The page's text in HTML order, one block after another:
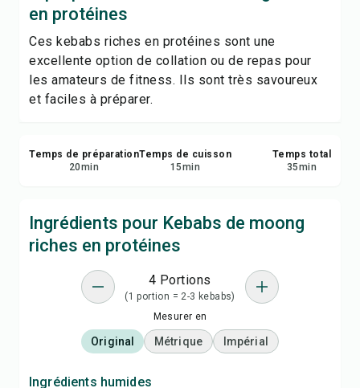
Signaler
en protéines
Ces kebabs riches en protéines sont une
excellente option de collation ou de repas pour
les amateurs de fitness. Ils sont très savoureux
et faciles à préparer.
Temps de préparation
20min
Temps de cuisson
15min
Temps total
35min
Ingrédients pour Kebabs de moong
riches en protéines
4 Portions
(1 portion = 2-3 kebabs)
Mesurer en
Original Métrique Impérial
Ingrédients humides